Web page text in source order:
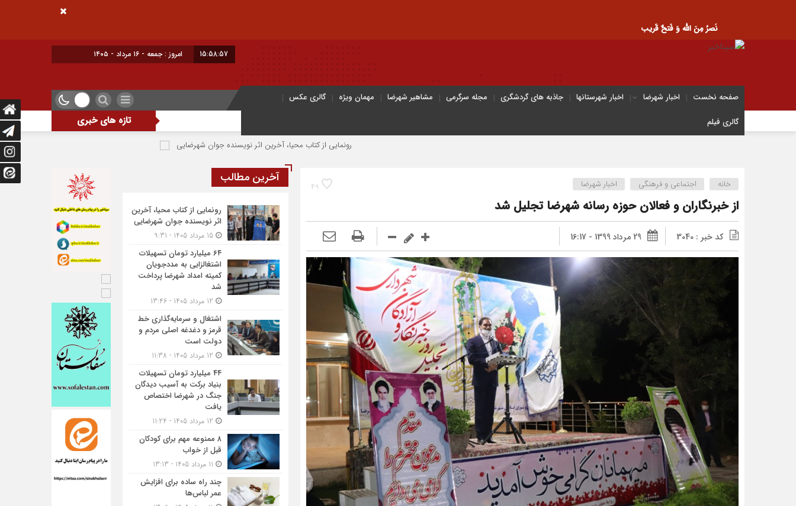
نَصرُ مِنَ الله وَ فَتحٌ قَریب
15:58:58 امروز : جمعه - ۱۶ مرداد - ۱۴۰۵
صفحه نخست اخبار شهرضا اخبار شهرستانها جاذبه های گردشگری مجله سرگرمی مشاهیر شهرضا مهمان ویژه
گالری عکس
گالری فیلم
تازه های خبری
رونمایی از کتاب محیا، آخرین اثر نویسنده جوان شهرضایی ۶۴ میلیارد تومان تسهیلات اشتغالزایی به مددجویان کمیته امداد شهرضا پرداخت شد
49 خانه اجتماعی و فرهنگی اخبار شهرضا
از خبرنگاران و فعالان حوزه رسانه شهرضا تجلیل شد
کد خبر : 3040 29 مرداد 1399 - 16:17
آخرین مطالب
رونمایی از کتاب محیا، آخرین
اثر نویسنده جوان شهرضایی
۶۴ میلیارد تومان تسهیلات
اشتغالزایی به مددجویان
کمیته امداد شهرضا پرداخت
شد
اشتغال و سرمایه‌گذاری خط
قرمز و دغدغه اصلی مردم و
دولت است
۴۴ میلیارد تومان تسهیلات
بنیاد برکت به آسیب دیدگان
جنگ در شهرضا اختصاص
یافت
۸ ممنوعه مهم برای کودکان
قبل از خواب
چند راه ساده برای افزایش
عمر لباس‌ها